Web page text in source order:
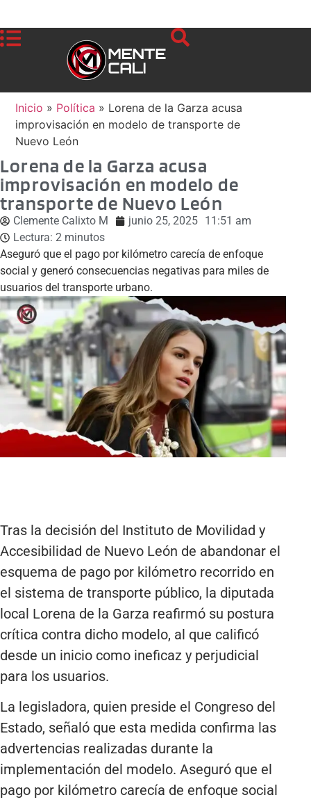
Inicio » Política » Lorena de la Garza acusa
improvisación en modelo de transporte de
Nuevo León
Lorena de la Garza acusa
improvisación en modelo de
transporte de Nuevo León
Clemente Calixto M junio 25, 2025 11:51 am
Lectura: 2 minutos
Aseguró que el pago por kilómetro carecía de enfoque
social y generó consecuencias negativas para miles de
usuarios del transporte urbano.
Tras la decisión del Instituto de Movilidad y
Accesibilidad de Nuevo León de abandonar el
esquema de pago por kilómetro recorrido en
el sistema de transporte público, la diputada
local Lorena de la Garza reafirmó su postura
crítica contra dicho modelo, al que calificó
desde un inicio como ineficaz y perjudicial
para los usuarios.
La legisladora, quien preside el Congreso del
Estado, señaló que esta medida confirma las
advertencias realizadas durante la
implementación del modelo. Aseguró que el
pago por kilómetro carecía de enfoque social